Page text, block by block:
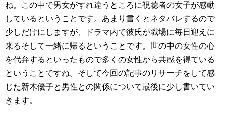
ね。この中で男女がすれ違うところに視聴者の女子が感動
しているということです。あまり書くとネタバレするので
少しだけにしますが、ドラマ内で彼氏が職場に毎日迎えに
来るそして一緒に帰るということです。世の中の女性の心
を代弁するといったもので多くの女性から共感を得ている
ということですね。そして今回の記事のリサーチをして感
じた新木優子と男性との関係について最後に少し書いてい
きます。